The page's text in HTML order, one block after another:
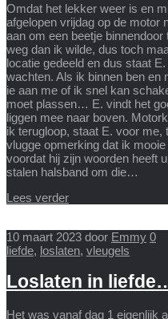
​Omdat het lekker weer is en
afgelopen vrijdag op de motor
aan om een beetje
weg dan ik wilde, dus toch
locatie gedeeld en dus staat
wachten. Als ik binnen ben en
ie aan me of ik snel kan
moet plassen… E. vindt het
liggen mee naar boven.
ik​​ terugloop, staat E. voor
vlugge opmerking dat ik
voordat hij zijn woorden heeft
stalen halsband om die…
Lees verder
10 maart 2023 door Emmy 0
liefde, loslaten, vleugels
Loslaten in
Het was vanaf dag 1 eigenlijk